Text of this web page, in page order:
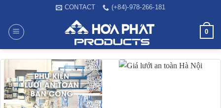
content
CONTACT (+84)-978-266-181
0